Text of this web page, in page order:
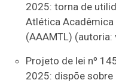
2025: torna de
Atlética Acadêmica
(AAAMTL) (autoria:
Projeto de lei nº
2025: dispõe